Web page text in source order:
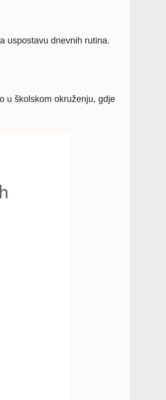
uspostavu dnevnih rutina.
u školskom okruženju, gdje